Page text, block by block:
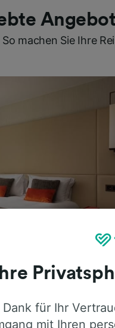
So machen Sie Ihre
Ihre
für Ihr
mit Ihren